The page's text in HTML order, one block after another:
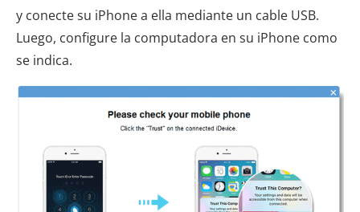
y conecte su iPhone a ella mediante un cable USB.
Luego, configure la computadora en su iPhone como
se indica.